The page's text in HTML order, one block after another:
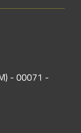
- 00071 -